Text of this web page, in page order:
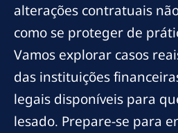
alterações contratuais
como se proteger de
Vamos explorar casos
das instituições
legais disponíveis para
lesado. Prepare-se para